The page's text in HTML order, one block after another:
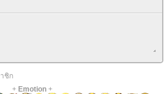
ชิก
+ Emotion+